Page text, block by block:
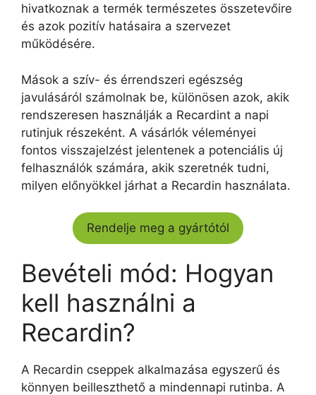
hivatkoznak a termék természetes összetevőire
és azok pozitív hatásaira a szervezet
működésére.
Mások a szív- és érrendszeri egészség
javulásáról számolnak be, különösen azok, akik
rendszeresen használják a Recardint a napi
rutinjuk részeként. A vásárlók véleményei
fontos visszajelzést jelentenek a potenciális új
felhasználók számára, akik szeretnék tudni,
milyen előnyökkel járhat a Recardin használata.
Rendelje meg a gyártótól
Bevételi mód: Hogyan
kell használni a
Recardin?
A Recardin cseppek alkalmazása egyszerű és
könnyen beilleszthető a mindennapi rutinba. A